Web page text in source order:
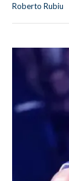
Roberto Rubiu